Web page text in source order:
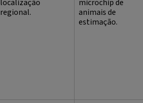
localização
regional.
microchip de
animais de
estimação.